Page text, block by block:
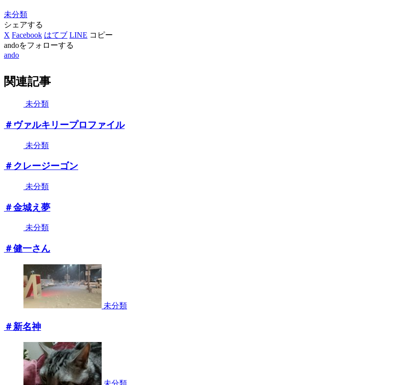
未分類
シェアする
X Facebook はてブ LINE コピー
andoをフォローする
ando
関連記事
未分類
＃ヴァルキリープロファイル
未分類
＃クレージーゴン
未分類
＃金城え夢
未分類
＃健一さん
未分類
＃新名神